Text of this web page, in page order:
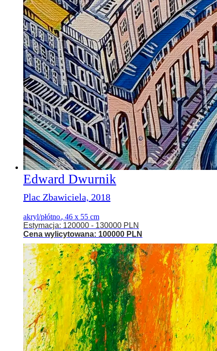
Edward Dwurnik
Plac Zbawiciela, 2018
akryl/płótno, 46 x 55 cm
Estymacja: 120000 - 130000 PLN
Cena wylicytowana: 100000 PLN